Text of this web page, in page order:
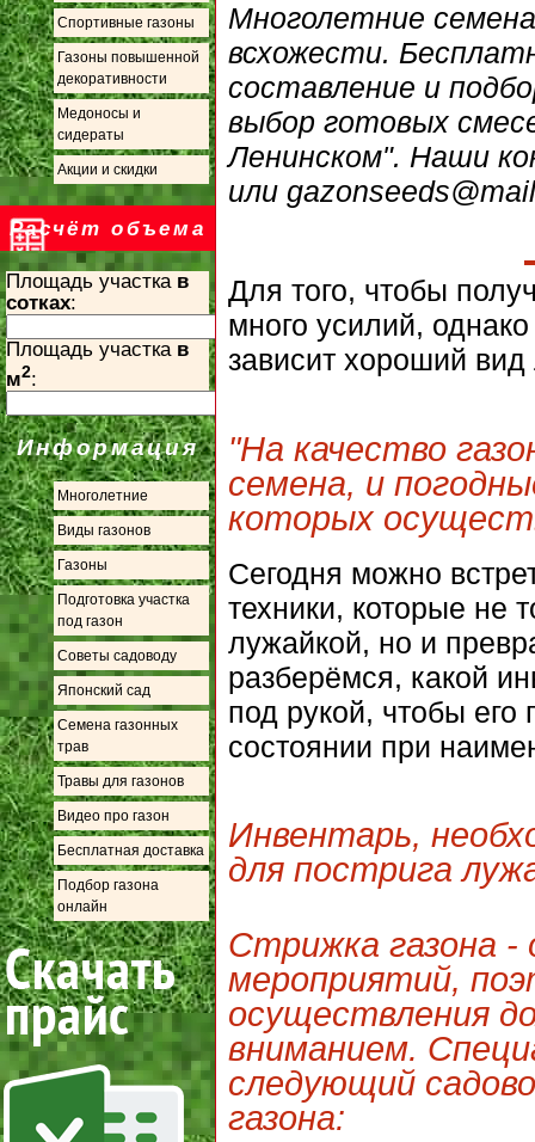
Спортивные газоны
Газоны повышенной
декоративности
Медоносы и
сидераты
Акции и скидки
Расчёт объема
Площадь участка в
сотках:
Площадь участка в
м2:
Информация
Многолетние
Виды газонов
Газоны
Подготовка участка
под газон
Советы садоводу
Японский сад
Семена газонных
трав
Травы для газонов
Видео про газон
Бесплатная доставка
Подбор газона
онлайн
Многолетние
всхожести.
составление и
выбор готовых
Ленинском". Наши
или
Для того, чтобы
много усилий,
зависит хороший
"На качество
семена, и
которых
Сегодня можно
техники, которые не
лужайкой, но и
разберёмся, какой
под рукой, чтобы его
состоянии при
Инвентарь,
для пострига
Стрижка газона
мероприятий,
осуществления
вниманием.
следующий
газона: